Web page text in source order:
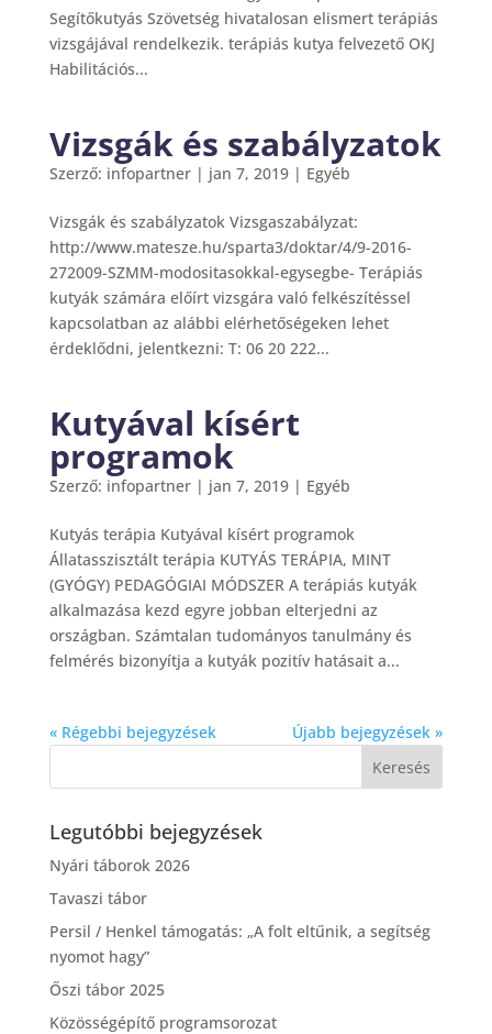
Segítőkutyás Szövetség hivatalosan elismert terápiás
vizsgájával rendelkezik. terápiás kutya felvezető OKJ
Habilitációs...
Vizsgák és szabályzatok
Szerző: infopartner| jan 7, 2019| Egyéb
Vizsgák és szabályzatok Vizsgaszabályzat:
http://www.matesze.hu/sparta3/doktar/4/9-2016-
272009-SZMM-modositasokkal-egysegbe- Terápiás
kutyák számára előírt vizsgára való felkészítéssel
kapcsolatban az alábbi elérhetőségeken lehet
érdeklődni, jelentkezni: T: 06 20 222...
Kutyával kísért
programok
Szerző: infopartner| jan 7, 2019| Egyéb
Kutyás terápia Kutyával kísért programok
Állatasszisztált terápia KUTYÁS TERÁPIA, MINT
(GYÓGY) PEDAGÓGIAI MÓDSZER A terápiás kutyák
alkalmazása kezd egyre jobban elterjedni az
országban. Számtalan tudományos tanulmány és
felmérés bizonyítja a kutyák pozitív hatásait a...
« Régebbi bejegyzések Újabb bejegyzések »
Legutóbbi bejegyzések
Nyári táborok 2026
Tavaszi tábor
Persil / Henkel támogatás: „A folt eltűnik, a segítség
nyomot hagy”
Őszi tábor 2025
Közösségépítő programsorozat